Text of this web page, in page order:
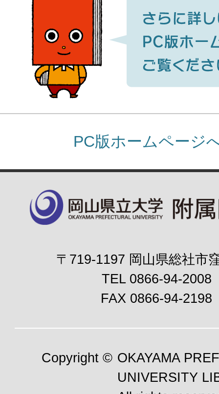
PC版ホームページ
〒719-1197 岡山県総社市
TEL 0866-94-2008
FAX 0866-94-2198
Copyright © OKAYAMA
UNIVERSITY